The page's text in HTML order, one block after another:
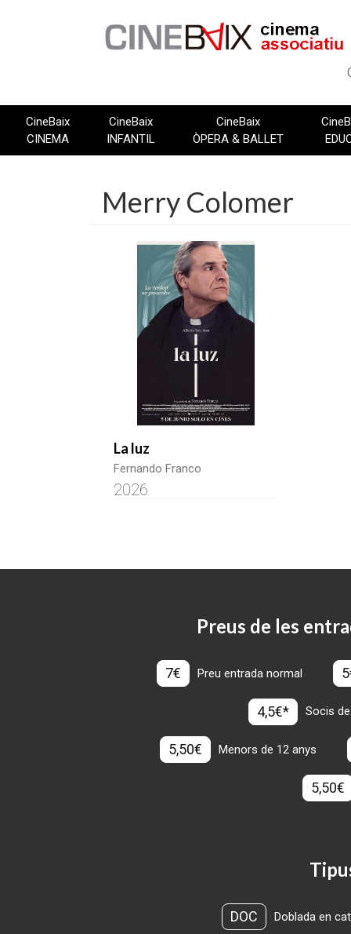
CineBaix
CINEMA
CineBaix
INFANTIL
CineBaix
ÒPERA & BALLET
Merry Colomer
La luz
Fernando Franco
2026
Preus de les
7€ Preu entrada normal
4,5€* Socis
5,50€ Menors de 12 anys
5,50€
DOC Doblada en